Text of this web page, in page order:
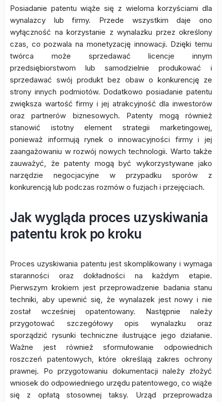
Posiadanie patentu wiąże się z wieloma korzyściami dla
wynalazcy lub firmy. Przede wszystkim daje ono
wyłączność na korzystanie z wynalazku przez określony
czas, co pozwala na monetyzację innowacji. Dzięki temu
twórca może sprzedawać licencje innym
przedsiębiorstwom lub samodzielnie produkować i
sprzedawać swój produkt bez obaw o konkurencję ze
strony innych podmiotów. Dodatkowo posiadanie patentu
zwiększa wartość firmy i jej atrakcyjność dla inwestorów
oraz partnerów biznesowych. Patenty mogą również
stanowić istotny element strategii marketingowej,
ponieważ informują rynek o innowacyjności firmy i jej
zaangażowaniu w rozwój nowych technologii. Warto także
zauważyć, że patenty mogą być wykorzystywane jako
narzędzie negocjacyjne w przypadku sporów z
konkurencją lub podczas rozmów o fuzjach i przejęciach.
Jak wygląda proces uzyskiwania
patentu krok po kroku
Proces uzyskiwania patentu jest skomplikowany i wymaga
staranności oraz dokładności na każdym etapie.
Pierwszym krokiem jest przeprowadzenie badania stanu
techniki, aby upewnić się, że wynalazek jest nowy i nie
został wcześniej opatentowany. Następnie należy
przygotować szczegółowy opis wynalazku oraz
sporządzić rysunki techniczne ilustrujące jego działanie.
Ważne jest również sformułowanie odpowiednich
roszczeń patentowych, które określają zakres ochrony
prawnej. Po przygotowaniu dokumentacji należy złożyć
wniosek do odpowiedniego urzędu patentowego, co wiąże
się z opłatą stosownej taksy. Urząd przeprowadza